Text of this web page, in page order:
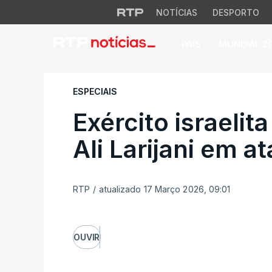
NOTÍCIAS DESPORTO
Exército israelita
ESPECIAIS
Exército
Ali Larijani em
RTP / atualizado 17 Março 2026, 09:01
OUVIR